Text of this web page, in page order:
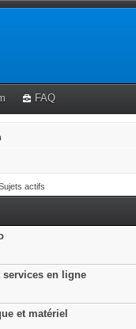
FAQ
actifs
services en ligne
et matériel